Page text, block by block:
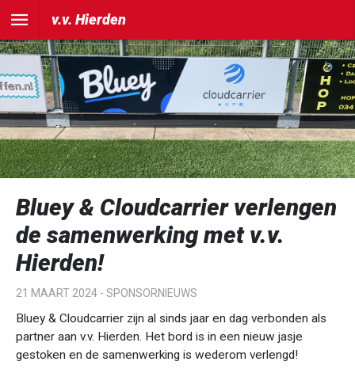
v.v. Hierden
Bluey & Cloudcarrier verlengen
de samenwerking met v.v.
Hierden!
21 MAART 2024 - SPONSORNIEUWS
Bluey & Cloudcarrier zijn al sinds jaar en dag verbonden als
partner aan v.v. Hierden. Het bord is in een nieuw jasje
gestoken en de samenwerking is wederom verlengd!